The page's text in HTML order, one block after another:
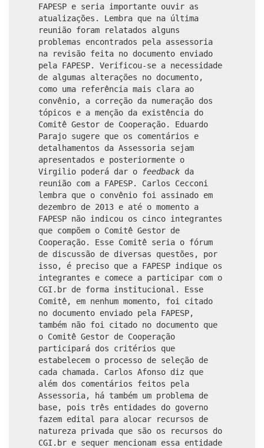
FAPESP e seria importante ouvir as
atualizações. Lembra que na última
reunião foram relatados alguns
problemas encontrados pela assessoria
na revisão feita no documento enviado
pela FAPESP. Verificou-se a necessidade
de algumas alterações no documento,
como uma referência mais clara ao
convênio, a correção da numeração dos
tópicos e a menção da existência do
Comitê Gestor de Cooperação. Eduardo
Parajo sugere que os comentários e
detalhamentos da Assessoria sejam
apresentados e posteriormente o
Virgilio poderá dar o
feedback da
reunião com a FAPESP. Carlos Cecconi
lembra que o convênio foi assinado em
dezembro de 2013 e até o momento a
FAPESP não indicou os cinco integrantes
que compõem o Comitê Gestor de
Cooperação. Esse Comitê seria o fórum
de discussão de diversas questões, por
isso, é preciso que a FAPESP indique os
integrantes e comece a participar com o
CGI.br de forma institucional. Esse
Comitê, em nenhum momento, foi citado
no documento enviado pela FAPESP,
também não foi citado no documento que
o Comitê Gestor de Cooperação
participará dos critérios que
estabelecem o processo de seleção de
cada chamada. Carlos Afonso diz que
além dos comentários feitos pela
Assessoria, há também um problema de
base, pois três entidades do governo
fazem edital para alocar recursos de
natureza privada que são os recursos do
CGI.br e sequer mencionam essa entidade